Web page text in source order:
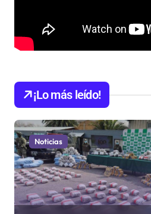
¡Lo más leído!
Noticias